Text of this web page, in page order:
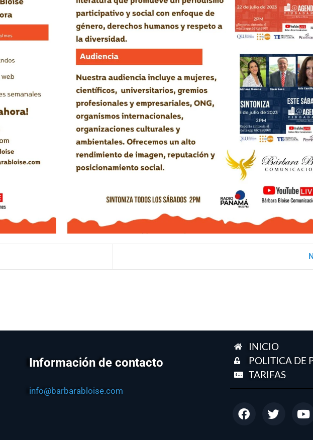
Información de contacto
info@barbarabloise.com
INICIO
POLITICA DE
TARIFAS